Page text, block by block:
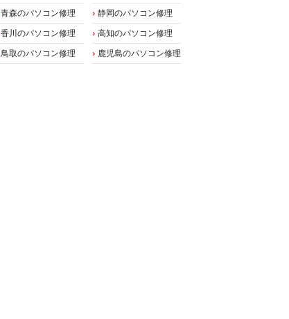
青森のパソコン修理
静岡のパソコン修理
香川のパソコン修理
高知のパソコン修理
鳥取のパソコン修理
鹿児島のパソコン修理